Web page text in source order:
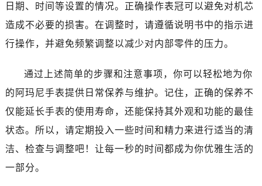
内蒙古自治区呼和浩特市玉泉区大学西街70号华润万象城写字楼（鄂尔多斯大厦）23层2326室（需提前预约）
甘肃省兰州市七里河区西津西路16号兰州中心写字楼21层2102室（需提前预约）
重庆市解放碑渝中区民权路28号英利国际金融中心写字楼20层01室（需提前预约）
黑龙江省鹤岗市向阳区红军路腕表网售后服务中心（需提前预约）
黑龙江省黑河市爱辉区中央街腕表网售后服务中心（需提前预约）
黑龙江省鸡西市鸡冠区红军路腕表网售后服务中心（需提前预约）
黑龙江省佳木斯市向阳区长安路腕表网售后服务中心（需提前预约）
日期、时间等设置的情况。正确操作表冠可以避免对机芯
造成不必要的损害。在调整时，请遵循说明书中的指示进
行操作，并避免频繁调整以减少对内部零件的压力。
通过上述简单的步骤和注意事项，你可以轻松地为你
的阿玛尼手表提供日常保养与维护。记住，正确的保养不
仅能延长手表的使用寿命，还能保持其外观和功能的最佳
状态。所以，请定期投入一些时间和精力来进行适当的清
洁、检查与调整吧！让每一秒的时间都成为你优雅生活的
一部分。